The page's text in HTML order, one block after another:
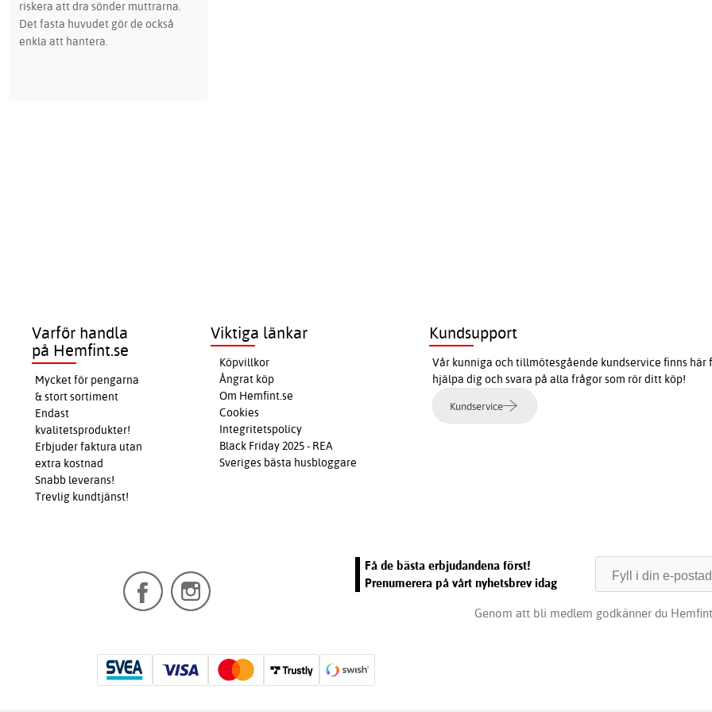
riskera att dra sönder muttrarna.
Det fasta huvudet gör de också
enkla att hantera.
Varför handla
på Hemfint.se
Mycket för pengarna
& stort sortiment
Endast
kvalitetsprodukter!
Erbjuder faktura utan
extra kostnad
Snabb leverans!
Trevlig kundtjänst!
Viktiga länkar
Köpvillkor
Ångrat köp
Om Hemfint.se
Cookies
Integritetspolicy
Black Friday 2025 - REA
Sveriges bästa husbloggare
Kundsupport
Vår kunniga och tillmötesgående kundservice finns här
hjälpa dig och svara på alla frågor som rör ditt köp!
Kundservice
Få de bästa erbjudandena först!
Prenumerera på vårt nyhetsbrev idag
Genom att bli medlem godkänner du